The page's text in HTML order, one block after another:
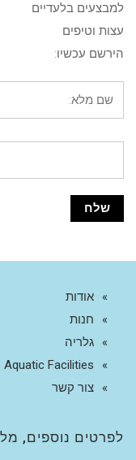
למבצעים בלעדיים
עצות וטיפים
הירשם עכשיו:
אודות
חנות
גלריה
Aquatic Facilities
צור קשר
לפרטים נוספים,